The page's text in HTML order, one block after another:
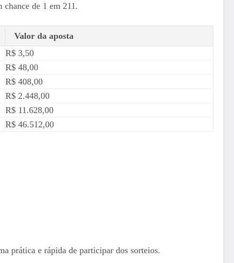
de 1 em 211.
Valor da aposta
R$ 3,50
R$ 48,00
R$ 408,00
R$ 2.448,00
R$ 11.628,00
R$ 46.512,00
prática e rápida de participar dos sorteios.